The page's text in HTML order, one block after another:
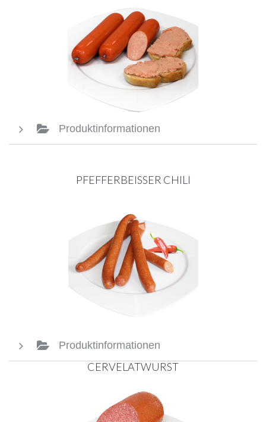
Produktinformationen
PFEFFERBEISSER CHILI
Produktinformationen
CERVELATWURST